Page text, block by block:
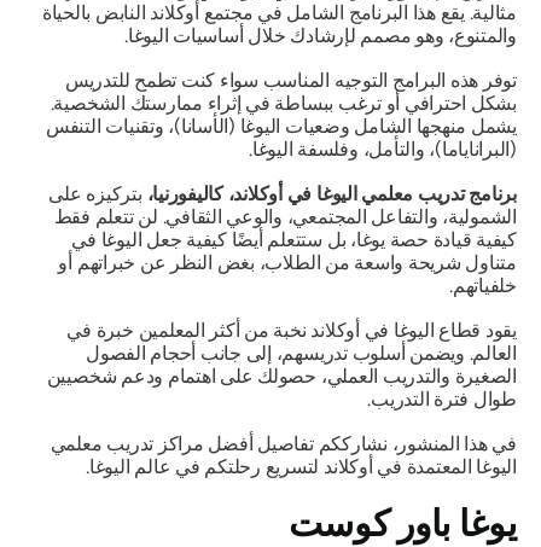
مثالية. يقع هذا البرنامج الشامل في مجتمع أوكلاند النابض بالحياة
والمتنوع، وهو مصمم لإرشادك خلال أساسيات اليوغا.
توفر هذه البرامج التوجيه المناسب سواء كنت تطمح للتدريس
بشكل احترافي أو ترغب ببساطة في إثراء ممارستك الشخصية.
يشمل منهجها الشامل وضعيات اليوغا (الأسانا)، وتقنيات التنفس
(البراناياما)، والتأمل، وفلسفة اليوغا.
برنامج تدريب معلمي اليوغا في أوكلاند، كاليفورنيا،بتركيزه على
الشمولية، والتفاعل المجتمعي، والوعي الثقافي. لن تتعلم فقط
كيفية قيادة حصة يوغا، بل ستتعلم أيضًا كيفية جعل اليوغا في
متناول شريحة واسعة من الطلاب، بغض النظر عن خبراتهم أو
خلفياتهم.
يقود قطاع اليوغا في أوكلاند نخبة من أكثر المعلمين خبرة في
العالم. ويضمن أسلوب تدريسهم، إلى جانب أحجام الفصول
الصغيرة والتدريب العملي، حصولك على اهتمام ودعم شخصيين
طوال فترة التدريب.
في هذا المنشور، نشارككم تفاصيل أفضل مراكز تدريب معلمي
اليوغا المعتمدة في أوكلاند لتسريع رحلتكم في عالم اليوغا.
يوغا باور كوست